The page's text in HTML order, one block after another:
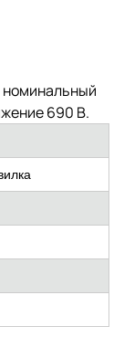
номинальный
690 В.